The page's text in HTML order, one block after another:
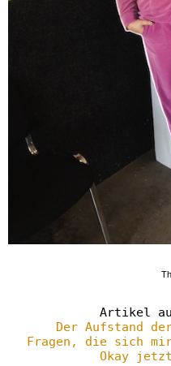
Artikel
Der Aufstand
Fragen, die sich
Okay